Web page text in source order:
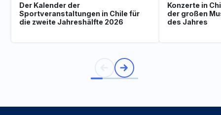
Der Kalender der
Sportveranstaltungen in Chile für
die zweite Jahreshälfte 2026
Konzerte in
der großen
des Jahres